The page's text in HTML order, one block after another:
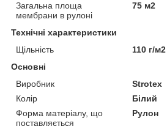
Загальна площа
мембрани в рулоні
75 м2
Технічні характеристики
Щільність
110 г/м2
Основні
Виробник
Strotex
Колір
Білий
Форма матеріалу, що
поставляється
Рулон